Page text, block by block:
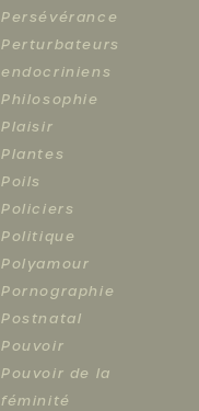
Persévérance
Perturbateurs
endocriniens
Philosophie
Plaisir
Plantes
Poils
Policiers
Politique
Polyamour
Pornographie
Postnatal
Pouvoir
Pouvoir de la
féminité